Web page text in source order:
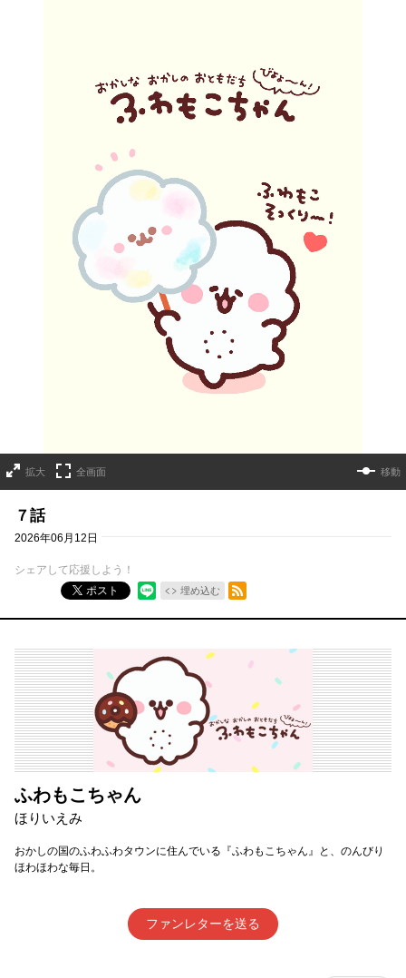
拡大 全画面 移動
７話
2026年06月12日
シェアして応援しよう！
ポスト
埋め込む
RSSフィード
ふわもこちゃん
ほりいえみ
おかしの国のふわふわタウンに住んでいる『ふわもこちゃん』と、のんびり
ほわほわな毎日。
ファンレターを送る